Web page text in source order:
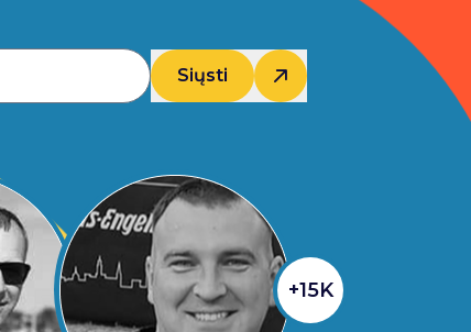
Siųsti
+15K